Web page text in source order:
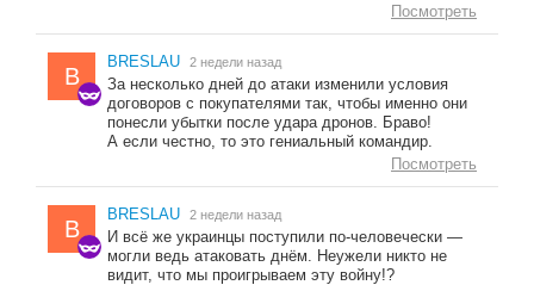
Посмотреть
B
BRESLAU 2 недели назад
За несколько дней до атаки изменили условия
договоров с покупателями так, чтобы именно они
понесли убытки после удара дронов. Браво!
А если честно, то это гениальный командир.
Посмотреть
B
BRESLAU 2 недели назад
И всё же украинцы поступили по-человечески —
могли ведь атаковать днём. Неужели никто не
видит, что мы проигрываем эту войну!?